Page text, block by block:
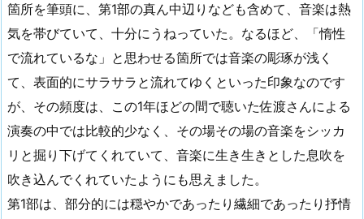
箇所を筆頭に、第1部の真ん中辺りなども含めて、音楽は熱
気を帯びていて、十分にうねっていた。なるほど、「惰性
で流れているな」と思わせる箇所では音楽の彫琢が浅く
て、表面的にサラサラと流れてゆくといった印象なのです
が、その頻度は、この1年ほどの間で聴いた佐渡さんによる
演奏の中では比較的少なく、その場その場の音楽をシッカ
リと掘り下げてくれていて、音楽に生き生きとした息吹を
吹き込んでくれていたようにも思えました。
第1部は、部分的には穏やかであったり繊細であったり抒情